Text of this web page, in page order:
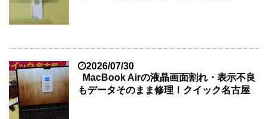
2026/07/30
MacBook Airの液晶画面割れ・表示不良
もデータそのまま修理！クイック名古屋